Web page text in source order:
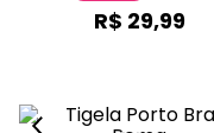
R$ 29,99